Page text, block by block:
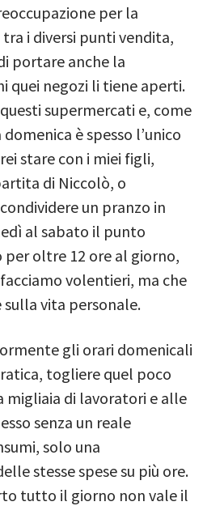
per la
i diversi punti vendita,
portare anche la
quei negozi li tiene aperti.
supermercati e, come
è spesso l’unico
stare con i miei figli,
di Niccolò, o
un pranzo in
al sabato il punto
oltre 12 ore al giorno,
volentieri, ma che
sulla vita personale.
gli orari domenicali
togliere quel poco
migliaia di lavoratori e alle
senza un reale
solo una
stesse spese su più ore.
tutto il giorno non vale il